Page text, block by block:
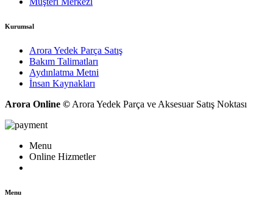
Kurumsal
Arora Yedek Parça Satış
Bakım Talimatları
Aydınlatma Metni
İnsan Kaynakları
Arora Online © Arora Yedek Parça ve Aksesuar Satış Noktası
Menu
Online Hizmetler
Menu